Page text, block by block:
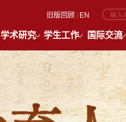
旧版回顾 | EN
学术研究 学生工作 国际交流